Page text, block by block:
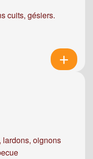
cuits, gésiers.
lardons, oignons